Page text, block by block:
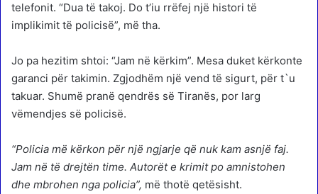
telefonit. “Dua të takoj. Do t’iu rrëfej një histori të
implikimit të policisë”, më tha.
Jo pa hezitim shtoi: “Jam në kërkim”. Mesa duket kërkonte
garanci për takimin. Zgjodhëm një vend të sigurt, për t`u
takuar. Shumë pranë qendrës së Tiranës, por larg
vëmendjes së policisë.
“Policia më kërkon për një ngjarje që nuk kam asnjë faj.
Jam në të drejtën time. Autorët e krimit po amnistohen
dhe mbrohen nga policia”, më thotë qetësisht.